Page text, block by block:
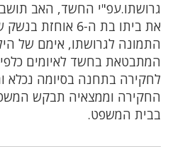
את ביתו בת ה-6
התמונה לגרושתו, אימם של
המתבטאת בחשד לאיומים
לחקירה בתחנה בסיומה נכלא
החקירה וממצאיה תבקש
בבית המשפט.